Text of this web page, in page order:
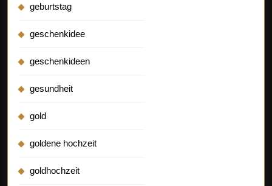
geburtstag
geschenkidee
geschenkideen
gesundheit
gold
goldene hochzeit
goldhochzeit